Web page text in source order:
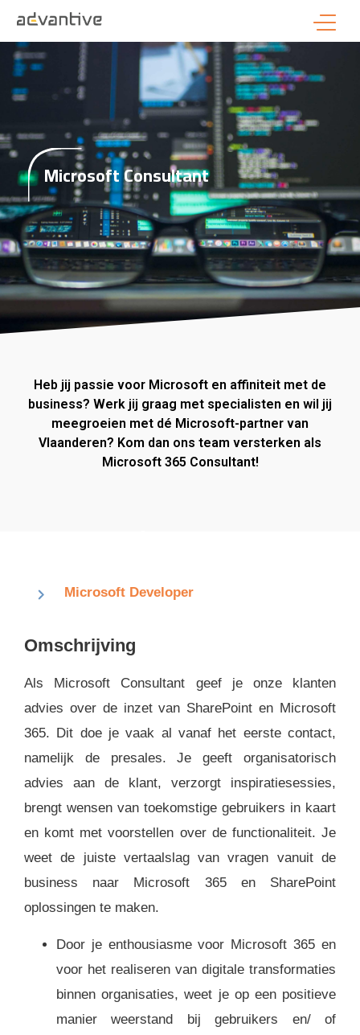
Microsoft Consultant
Heb jij passie voor Microsoft en affiniteit met de
business? Werk jij graag met specialisten en wil jij
meegroeien met dé Microsoft-partner van
Vlaanderen? Kom dan ons team versterken als
Microsoft 365 Consultant!
Microsoft Developer
Omschrijving
Als Microsoft Consultant geef je onze klanten
advies over de inzet van SharePoint en Microsoft
365. Dit doe je vaak al vanaf het eerste contact,
namelijk de presales. Je geeft organisatorisch
advies aan de klant, verzorgt inspiratiesessies,
brengt wensen van toekomstige gebruikers in kaart
en komt met voorstellen over de functionaliteit. Je
weet de juiste vertaalslag van vragen vanuit de
business naar Microsoft 365 en SharePoint
oplossingen te maken.
Door je enthousiasme voor Microsoft 365 en
voor het realiseren van digitale transformaties
binnen organisaties, weet je op een positieve
manier weerstand bij gebruikers en/ of